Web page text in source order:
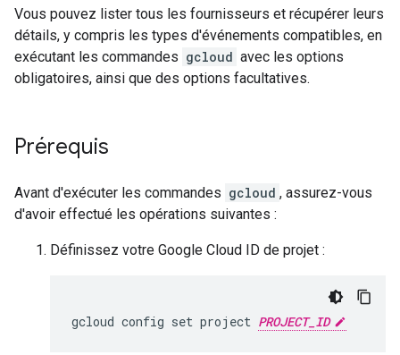
Vous pouvez lister tous les fournisseurs et récupérer leurs
détails, y compris les types d'événements compatibles, en
exécutant les commandes gcloud avec les options
obligatoires, ainsi que des options facultatives.
Prérequis
Avant d'exécuter les commandes gcloud , assurez-vous
d'avoir effectué les opérations suivantes :
Définissez votre Google Cloud ID de projet :
gcloud config set project PROJECT_ID